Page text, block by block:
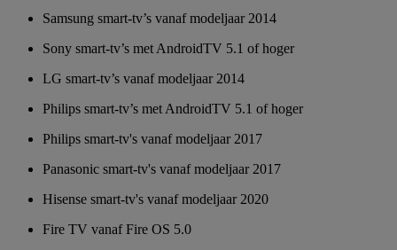
Samsung smart-tv’s vanaf modeljaar 2014
Sony smart-tv’s met AndroidTV 5.1 of hoger
LG smart-tv’s vanaf modeljaar 2014
Philips smart-tv’s met AndroidTV 5.1 of hoger
Philips smart-tv's vanaf modeljaar 2017
Panasonic smart-tv's vanaf modeljaar 2017
Hisense smart-tv's vanaf modeljaar 2020
Fire TV vanaf Fire OS 5.0